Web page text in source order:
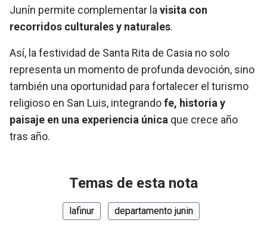
Junín permite complementar la visita con
recorridos culturales y naturales.
Así, la festividad de Santa Rita de Casia no solo
representa un momento de profunda devoción, sino
también una oportunidad para fortalecer el turismo
religioso en San Luis, integrandofe, historia y
paisaje en una experiencia única que crece año
tras año.
Temas de esta nota
lafinur departamento junin